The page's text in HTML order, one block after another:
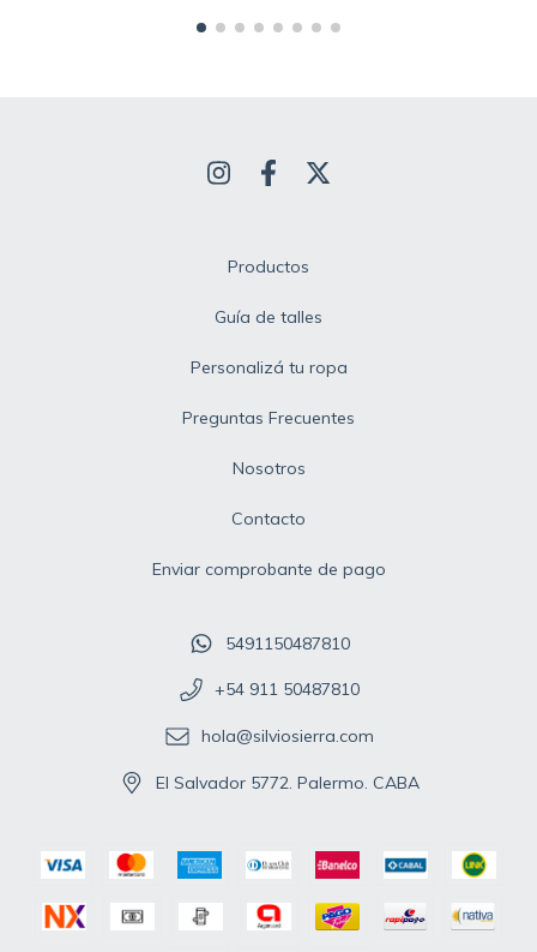
Productos
Guía de talles
Personalizá tu ropa
Preguntas Frecuentes
Nosotros
Contacto
Enviar comprobante de pago
5491150487810
+54 911 50487810
hola@silviosierra.com
El Salvador 5772. Palermo. CABA